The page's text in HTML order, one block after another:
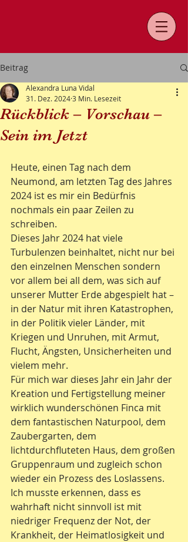
Beitrag
Rückblick – Vorschau –
Sein im Jetzt
Alexandra Luna Vidal
31. Dez. 20243 Min. Lesezeit
Heute, einen Tag nach dem
Neumond, am letzten Tag des Jahres
2024 ist es mir ein Bedürfnis
nochmals ein paar Zeilen zu
schreiben.
Dieses Jahr 2024 hat viele
Turbulenzen beinhaltet, nicht nur bei
den einzelnen Menschen sondern
vor allem bei all dem, was sich auf
unserer Mutter Erde abgespielt hat –
in der Natur mit ihren Katastrophen,
in der Politik vieler Länder, mit
Kriegen und Unruhen, mit Armut,
Flucht, Ängsten, Unsicherheiten und
vielem mehr.
Für mich war dieses Jahr ein Jahr der
Kreation und Fertigstellung meiner
wirklich wunderschönen Finca mit
dem fantastischen Naturpool, dem
Zaubergarten, dem
lichtdurchfluteten Haus, dem großen
Gruppenraum und zugleich schon
wieder ein Prozess des Loslassens.
Ich musste erkennen, dass es
wahrhaft nicht sinnvoll ist mit
niedriger Frequenz der Not, der
Krankheit, der Heimatlosigkeit und